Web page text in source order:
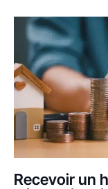
Recevoir un